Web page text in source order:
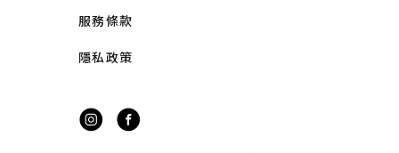
服務條款
隱私政策